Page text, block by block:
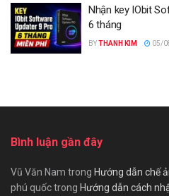
Nhận key IObit
6 tháng
BYTHANH KIM 05/
Bình luận gần đây
Vũ Văn Nam trong Hướng dẫn chế
phú quốctrong Hướng dẫn cách